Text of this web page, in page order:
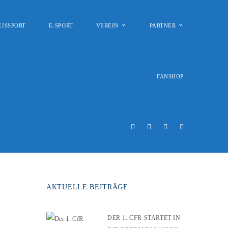
E-SPORT VEREIN PARTNER
FANSHOP
AKTUELLE BEITRÄGE
DER 1. CFR STARTET IN